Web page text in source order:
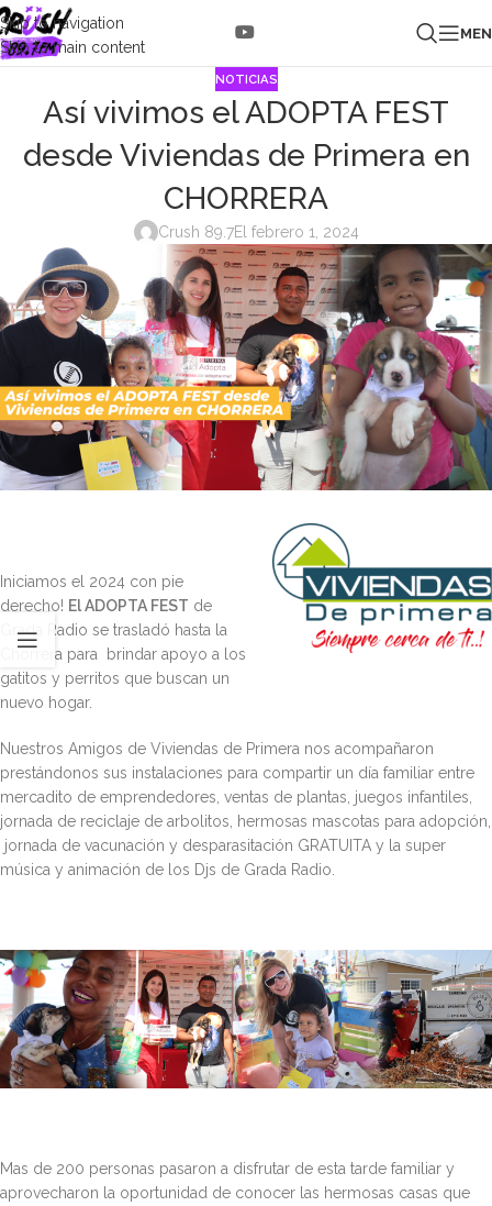
Skip to navigation
Skip to main content
NOTICIAS
Así vivimos el ADOPTA FEST
desde Viviendas de Primera en
CHORRERA
Crush 89.7El febrero 1, 2024
Iniciamos el 2024 con pie
derecho! El ADOPTA FEST de
Grada Radio se trasladó hasta la
Chorrera para brindar apoyo a los
gatitos y perritos que buscan un
nuevo hogar.
Nuestros Amigos de Viviendas de Primera nos acompañaron
prestándonos sus instalaciones para compartir un día familiar entre
mercadito de emprendedores, ventas de plantas, juegos infantiles,
jornada de reciclaje de arbolitos, hermosas mascotas para adopción,
jornada de vacunación y desparasitación GRATUITA y la super
música y animación de los Djs de Grada Radio.
Mas de 200 personas pasaron a disfrutar de esta tarde familiar y
aprovecharon la oportunidad de conocer las hermosas casas que